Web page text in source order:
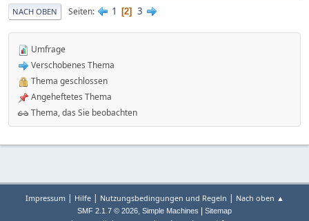
NACH OBEN Seiten 1 2 3
Umfrage
Verschobenes Thema
Thema geschlossen
Angeheftetes Thema
Thema, das Sie beobachten
Impressum| Hilfe| Nutzungsbedingungen und Regeln | Nach oben ▲
SMF 2.1.7 © 2026, Simple Machines Sitemap